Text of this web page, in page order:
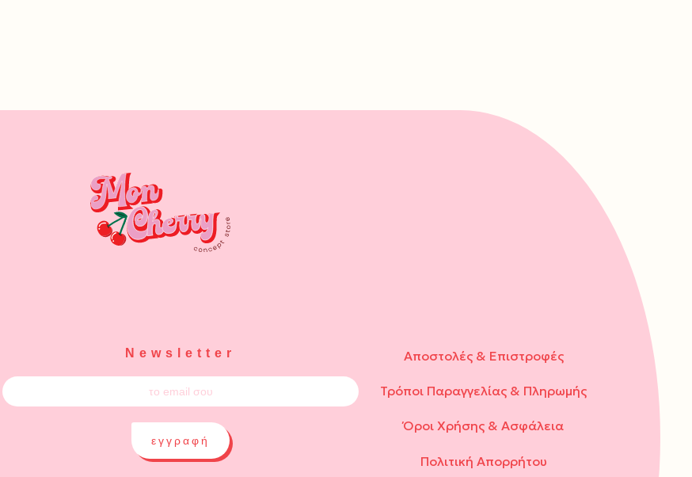
Newsletter
εγγραφή
Αποστολές & Επιστροφές
Τρόποι Παραγγελίας & Πληρωμής
Όροι Χρήσης & Ασφάλεια
Πολιτική Απορρήτου